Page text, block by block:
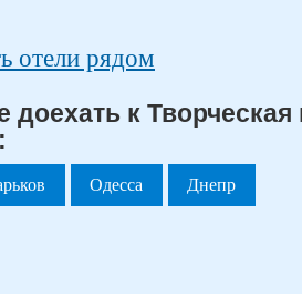
отели рядом
доехать к
Одесса Днепр